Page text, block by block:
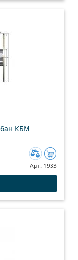
КБМ
Добавить
к
Арт: 1933